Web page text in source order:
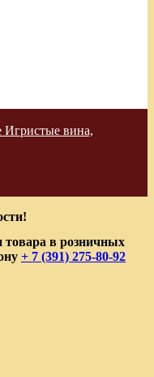
Игристые вина,
в розничных
+ 7 (391) 275-80-92